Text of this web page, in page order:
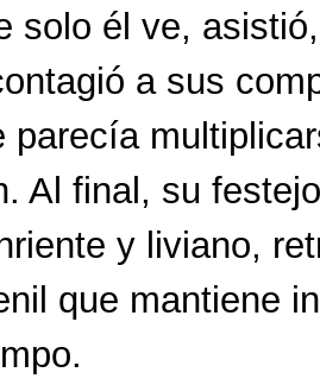
solo él ve,
a sus
parecía
Al final, su
y liviano,
que mantiene